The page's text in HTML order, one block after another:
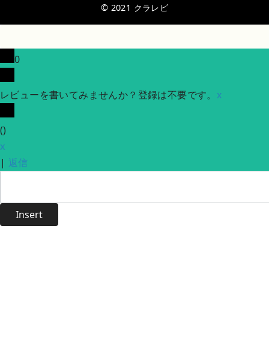
© 2021 クラレビ
0
レビューを書いてみませんか？登録は不要です。 x
()
x
| 返信
Insert